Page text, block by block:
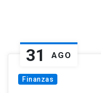
31 AGO
Finanzas